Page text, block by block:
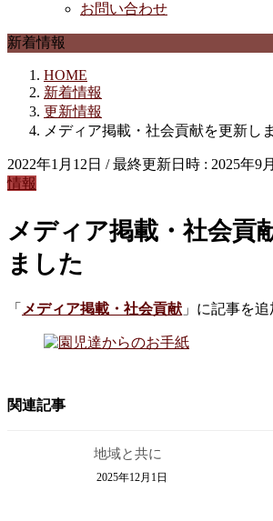
お問い合わせ
新着情報
HOME
新着情報
更新情報
メディア掲載・社会貢献を更新し
2022年1月12日 / 最終更新日時 : 2025年9
情報
メディア掲載・社会貢
ました
「 メディア掲載・社会貢献 」に記事を追
関連記事
地域と共に
2025年12月1日